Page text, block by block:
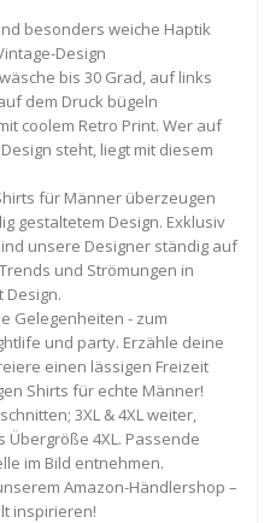
besonders weiche Haptik
Design
bis 30 Grad, auf links
dem Druck bügeln
coolem Retro Print. Wer auf
steht, liegt mit diesem
für Männer überzeugen
gestaltetem Design. Exklusiv
unsere Designer ständig auf
und Strömungen in
Design.
Gelegenheiten - zum
und party. Erzähle deine
einen lässigen Freizeit
Shirts für echte Männer!
3XL & 4XL weiter,
4XL. Passende
im Bild entnehmen.
Amazon-Händlershop –
inspirieren!